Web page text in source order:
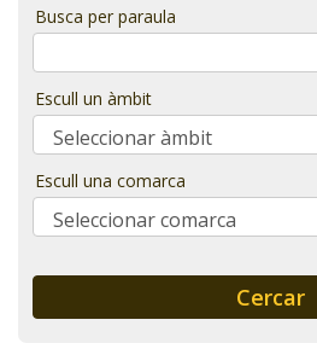
T'INTERESSA
Busca per paraula
Escull un àmbit
Escull una comarca
Cercar